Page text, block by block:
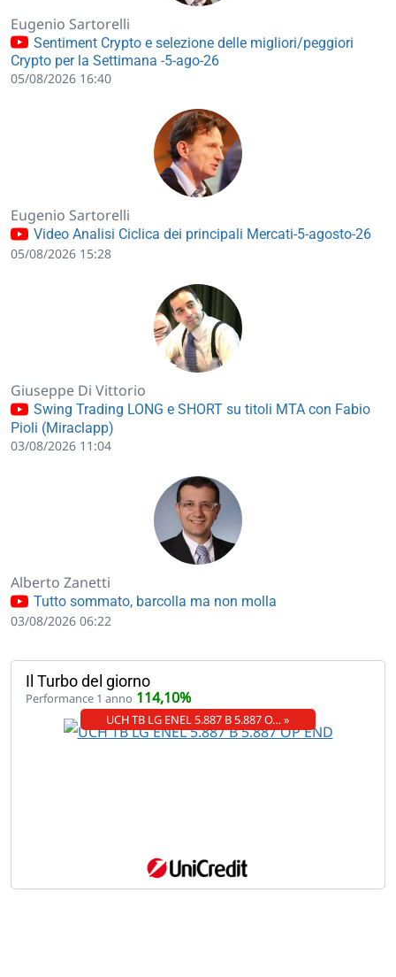
Eugenio Sartorelli
Sentiment Crypto e selezione delle migliori/peggiori
Crypto per la Settimana -5-ago-26
05/08/2026 16:40
Eugenio Sartorelli
Video Analisi Ciclica dei principali Mercati-5-agosto-26
05/08/2026 15:28
Giuseppe Di Vittorio
Swing Trading LONG e SHORT su titoli MTA con Fabio
Pioli (Miraclapp)
03/08/2026 11:04
Alberto Zanetti
Tutto sommato, barcolla ma non molla
03/08/2026 06:22
Il Turbo del giorno
Performance 1 anno 114,10%
UCH TB LG ENEL 5.887 B 5.887 O… »